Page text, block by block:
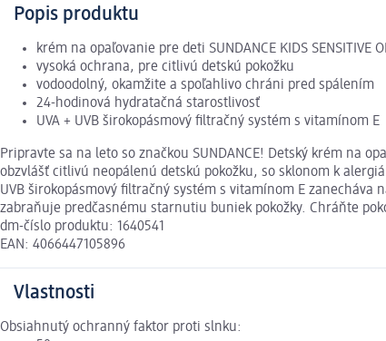
Popis produktu
krém na opaľovanie pre deti SUNDANCE KIDS SENSITIVE
vysoká ochrana, pre citlivú detskú pokožku
vodoodolný, okamžite a spoľahlivo chráni pred spálením
24-hodinová hydratačná starostlivosť
UVA + UVB širokopásmový filtračný systém s vitamínom E
Pripravte sa na leto so značkou SUNDANCE! Detský krém na
obzvlášť citlivú neopálenú detskú pokožku, so sklonom k
UVB širokopásmový filtračný systém s vitamínom E
zabraňuje predčasnému starnutiu buniek pokožky. Chráňte
dm-číslo produktu: 1640541
EAN: 4066447105896
Vlastnosti
Obsiahnutý ochranný faktor proti slnku: